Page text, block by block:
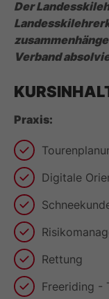
Der
Verband
Praxis:
Digitale
Rettung
Freeriding -